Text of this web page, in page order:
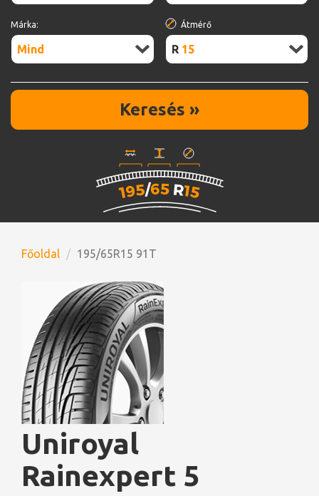
Márka:
Mind
Átmérő
R15
Keresés »
Főoldal 195/65R15 91T
Uniroyal
Rainexpert 5